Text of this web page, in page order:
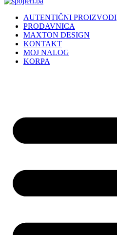
AUTENTIČNI PROIZVODI
PRODAVNICA
MAXTON DESIGN
KONTAKT
MOJ NALOG
KORPA